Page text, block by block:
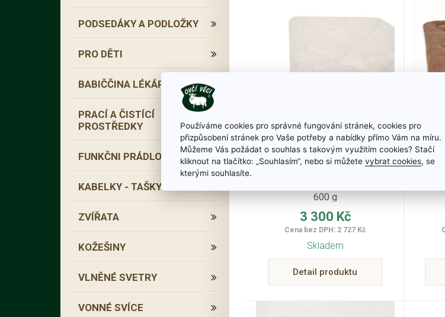
PODSEDÁKY A PODLOŽKY
PRO DĚTI
BABIČČINA LÉKÁRNA
PRACÍ A ČISTÍCÍ
PROSTŘEDKY
FUNKČNI PRÁDLO
KABELKY - TAŠKY
ZVÍŘATA
KOŽEŠINY
VLNĚNÉ SVETRY
VONNÉ SVÍCE
Matrace - KLASIC
600 g
3 300 Kč
Cena bez DPH: 2 727 Kč
Skladem
Detail produktu
Používáme cookies pro správné fungování stránek, cookies pro
přizpůsobení stránek pro Vaše potřeby a nabídky přímo Vám na míru.
Můžeme Vás požádat o souhlas s takovým využitím cookies? Stačí
kliknout na tlačítko: „Souhlasím“, nebo si můžete vybrat cookies, se
kterými souhlasíte.